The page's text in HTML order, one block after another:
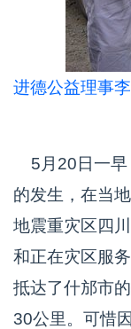
进德公益理事
5月20日一早
的发生，在当
地震重灾区四
和正在灾区服
抵达了什邡市
30公里。可惜